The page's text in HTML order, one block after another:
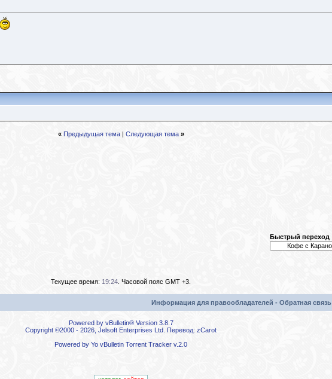
« Предыдущая тема| Следующая тема »
Быстрый переход
Текущее время: 19:24 . Часовой пояс GMT +3.
Информация для правообладателей - Обратная связь
Powered by vBulletin® Version 3.8.7
Copyright ©2000 - 2026, Jelsoft Enterprises Ltd. Перевод: zCarot
Powered by Yo vBulletin Torrent Tracker v.2.0